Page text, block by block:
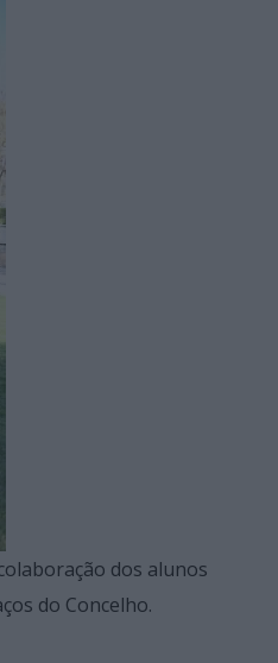
dos alunos
do Concelho.